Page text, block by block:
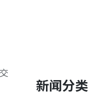
新闻分类